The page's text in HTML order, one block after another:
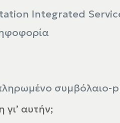
Integrated
συμβόλαιο-
αυτήν;